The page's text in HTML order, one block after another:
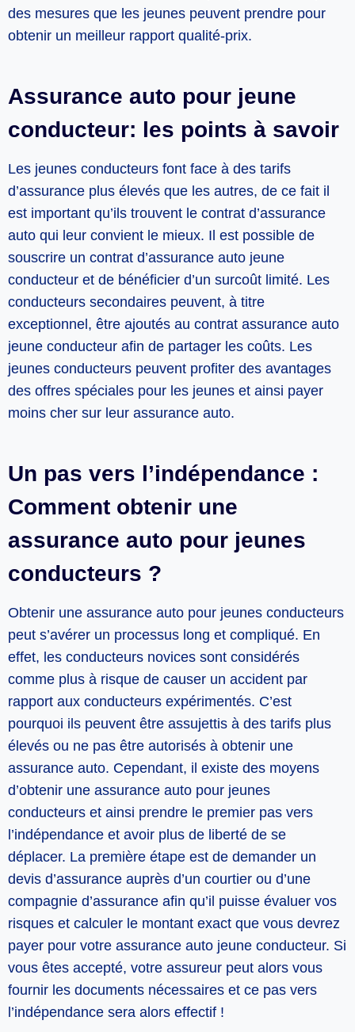
des mesures que les jeunes peuvent prendre pour
obtenir un meilleur rapport qualité-prix.
Assurance auto pour jeune
conducteur: les points à savoir
Les jeunes conducteurs font face à des tarifs
d’assurance plus élevés que les autres, de ce fait il
est important qu’ils trouvent le contrat d’assurance
auto qui leur convient le mieux. Il est possible de
souscrire un contrat d’assurance auto jeune
conducteur et de bénéficier d’un surcoût limité. Les
conducteurs secondaires peuvent, à titre
exceptionnel, être ajoutés au contrat assurance auto
jeune conducteur afin de partager les coûts. Les
jeunes conducteurs peuvent profiter des avantages
des offres spéciales pour les jeunes et ainsi payer
moins cher sur leur assurance auto.
Un pas vers l’indépendance :
Comment obtenir une
assurance auto pour jeunes
conducteurs ?
Obtenir une assurance auto pour jeunes conducteurs
peut s’avérer un processus long et compliqué. En
effet, les conducteurs novices sont considérés
comme plus à risque de causer un accident par
rapport aux conducteurs expérimentés. C’est
pourquoi ils peuvent être assujettis à des tarifs plus
élevés ou ne pas être autorisés à obtenir une
assurance auto. Cependant, il existe des moyens
d’obtenir une assurance auto pour jeunes
conducteurs et ainsi prendre le premier pas vers
l’indépendance et avoir plus de liberté de se
déplacer. La première étape est de demander un
devis d’assurance auprès d’un courtier ou d’une
compagnie d’assurance afin qu’il puisse évaluer vos
risques et calculer le montant exact que vous devrez
payer pour votre assurance auto jeune conducteur. Si
vous êtes accepté, votre assureur peut alors vous
fournir les documents nécessaires et ce pas vers
l’indépendance sera alors effectif !